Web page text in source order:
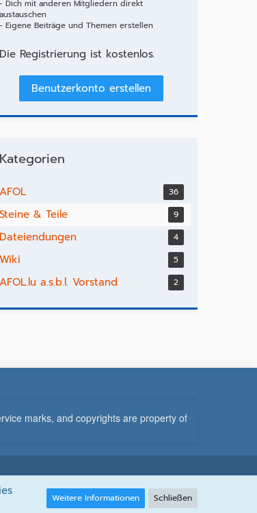
- Dich mit anderen Mitgliedern direkt
austauschen
- Eigene Beiträge und Themen erstellen
Die Registrierung ist kostenlos.
Benutzerkonto erstellen
Kategorien
AFOL 36
Steine & Teile 9
Dateiendungen 4
Wiki 5
AFOL.lu a.s.b.l. Vorstand 2
marks, and copyrights are property of
Weitere Informationen Schließen